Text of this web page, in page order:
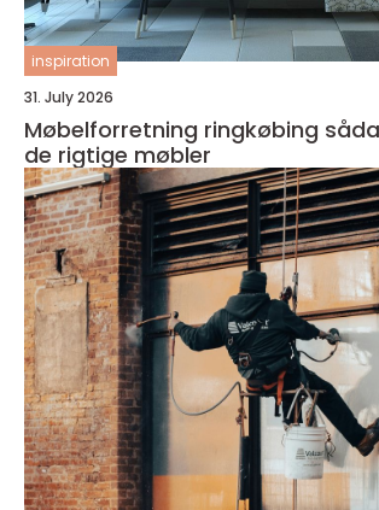
inspiration
31. July 2026
Møbelforretning ringkøbing sådan vælger du
de rigtige møbler